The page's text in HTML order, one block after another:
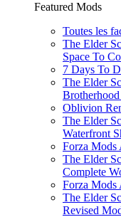
Featured Mods
Toutes les
The Elder
Space To
7 Days To
The Elder
Oblivion
The Elder
Waterfront
Forza
The Elder
Complete
Forza Mods
The Elder
Revised